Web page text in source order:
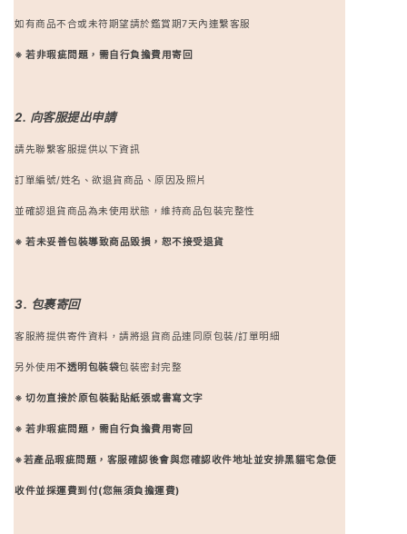
如有商品不合或未符期望請於鑑賞期7天內連繫客服
※ 若非瑕疵問題，需自行負擔費用寄回
2. 向客服提出申請
請先聯繫客服提供以下資訊
訂單編號/姓名、欲退貨商品、原因及照片
並確認退貨商品為未使用狀態，維持商品包裝完整性
※ 若未妥善包裝導致商品毀損，恕不接受退貨
3. 包裹寄回
客服將提供寄件資料，請將退貨商品連同原包裝/訂單明細
另外使用不透明包裝袋包裝密封完整
※ 切勿直接於原包裝黏貼紙張或書寫文字
※ 若非瑕疵問題，需自行負擔費用寄回
※若產品瑕疵問題，客服確認後會與您確認收件地址並安排黑貓宅急便
收件並採運費到付(您無須負擔運費)